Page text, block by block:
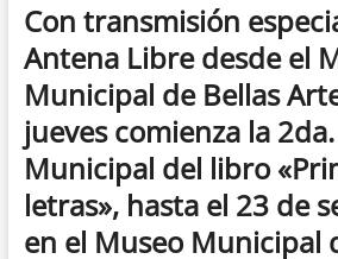
Con transmisión
Antena Libre desde el
Municipal de Bellas
jueves comienza la
Municipal del libro
letras», hasta el 23 de
en el Museo Municipal